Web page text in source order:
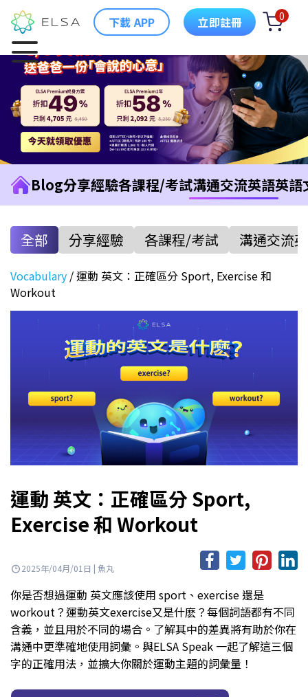
下載 APP 立即註冊 0
Blog分享經驗各課程/考試溝通交流英語英語
全部 分享經驗 各課程/考試 溝通交流
Vocabulary /運動 英文：正確區分 Sport, Exercise 和
Workout
運動 英文：正確區分 Sport,
Exercise 和 Workout
2025年/04月/01日 | 魚丸
你是否想過運動 英文應該使用 sport、exercise 還是
workout？運動英文exercise又是什麽？每個詞語都有不同
含義，並且用於不同的場合。了解其中的差異將有助於你在
溝通中更準確地使用詞彙。與ELSA Speak 一起了解這三個
字的正確用法，並擴大你關於運動主題的詞彙量！